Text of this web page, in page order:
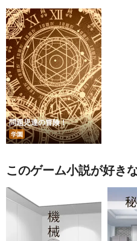
問題児達の冒険！
学園
このゲーム小説が好き